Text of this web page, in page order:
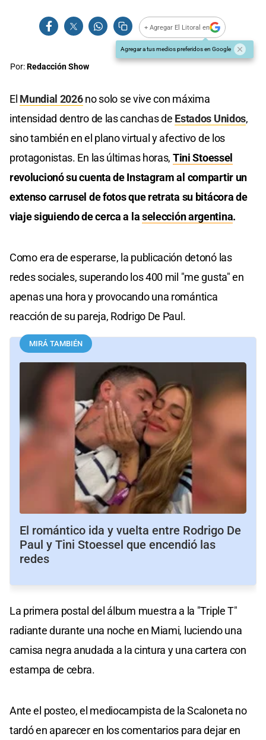
+ Agregar El Litoral en
Agregar a tus medios preferidos en Google
Por:Redacción Show
El Mundial 2026no solo se vive con máxima
intensidad dentro de las canchas de Estados Unidos,
sino también en el plano virtual y afectivo de los
protagonistas. En las últimas horas, Tini Stoessel
revolucionó su cuenta de Instagram al compartir un
extenso carrusel de fotos que retrata su bitácora de
viaje siguiendo de cerca a laselección argentina.
Como era de esperarse, la publicación detonó las
redes sociales, superando los 400 mil "me gusta" en
apenas una hora y provocando una romántica
reacción de su pareja, Rodrigo De Paul.
MIRÁ TAMBIÉN
El romántico ida y vuelta entre Rodrigo De
Paul y Tini Stoessel que encendió las
redes
La primera postal del álbum muestra a la "Triple T"
radiante durante una noche en Miami, luciendo una
camisa negra anudada a la cintura y una cartera con
estampa de cebra.
Ante el posteo, el mediocampista de la Scaloneta no
tardó en aparecer en los comentarios para dejar en